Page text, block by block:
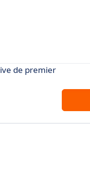
de premier